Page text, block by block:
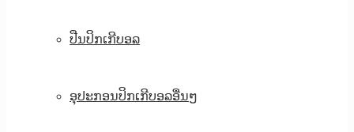
ປືນປິກເກີບອລ
ອຸປະກອນປິກເກີບອລອື່ນໆ